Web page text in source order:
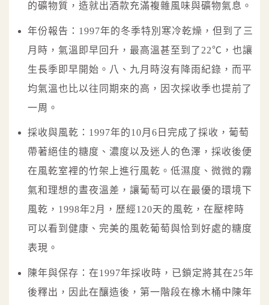
的礦物質，造就出酒款充滿複雜風味與礦物氣息。
年份報告：1997年的冬季特別寒冷乾燥，但到了三
月時，氣溫即早回升，最高溫甚至到了22℃，也讓
生長季即早開始。八、九月時沒有降雨紀錄，而平
均氣溫也比以往同期來的高，因次採收季也提前了
一周。
採收與風乾：1997年的10月6日完成了採收，葡萄
帶著絕佳的糖度、濃度以及迷人的色澤，採收後便
在風乾室裡的竹架上進行風乾。低濕度、微微的霧
氣和理想的晝夜溫差，讓葡萄可以在最優的環境下
風乾，1998年2月，歷經120天的風乾，在壓榨時
可以看到健康、完美的風乾葡萄與恰到好處的糖度
表現。
陳年與保存：在1997年採收時，已鎖定將其在25年
後釋出，因此在釀造後，第一階段在橡木桶中陳年